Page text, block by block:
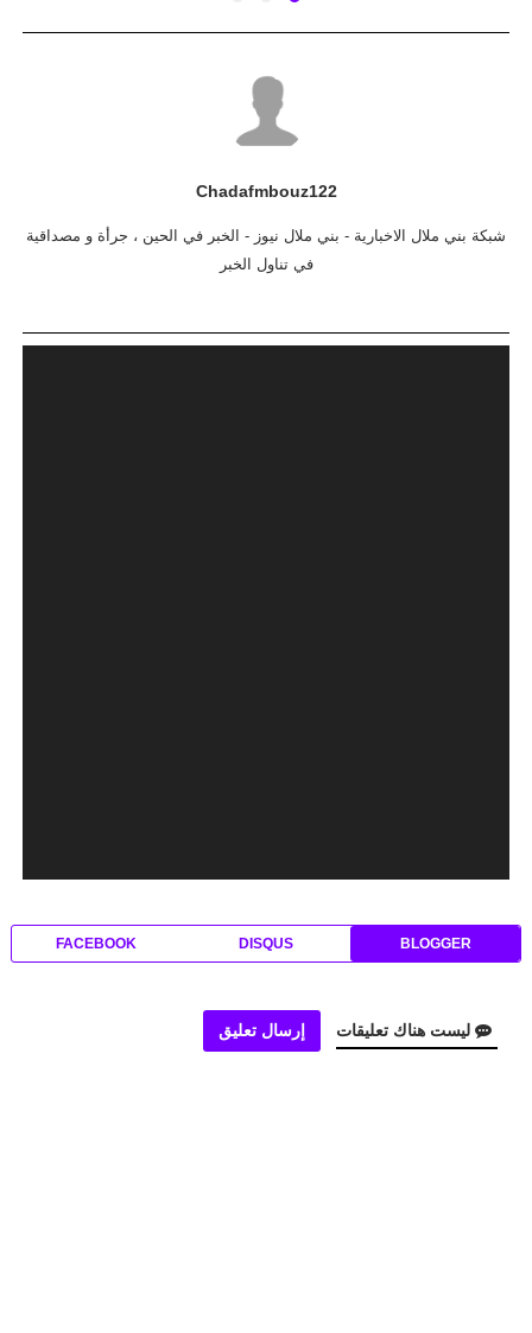
Chadafmbouz122
شبكة بني ملال الاخبارية - بني ملال نيوز - الخبر في الحين ، جرأة و مصداقية
في تناول الخبر
BLOGGER
DISQUS
FACEBOOK
ليست هناك تعليقات إرسال تعليق